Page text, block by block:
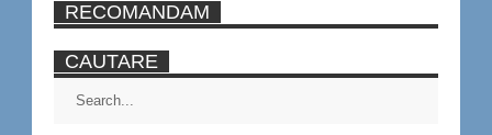
RECOMANDAM
CAUTARE